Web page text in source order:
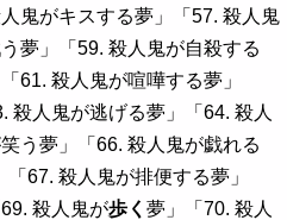
鬼がキスする夢」「57. 殺人鬼
夢」「59. 殺人鬼が自殺する
61. 殺人鬼が喧嘩する夢」
殺人鬼が逃げる夢」「64. 殺人
う夢」「66. 殺人鬼が戯れる
67. 殺人鬼が排便する夢」
殺人鬼が歩く夢」「70. 殺人